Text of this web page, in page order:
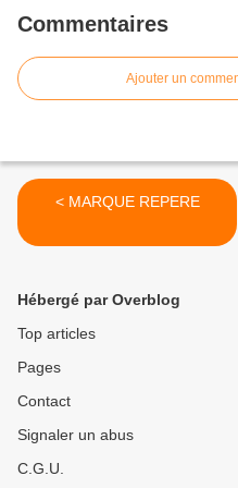
Commentaires
Ajouter un
< MARQUE REPERE
Hébergé par Overblog
Top articles
Pages
Contact
Signaler un abus
C.G.U.